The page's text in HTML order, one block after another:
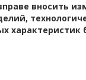
вносить
характеристик